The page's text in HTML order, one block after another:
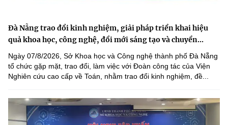
Đà Nẵng trao đổi kinh nghiệm, giải pháp triển khai hiệu
quả khoa học, công nghệ, đổi mới sáng tạo và chuyển...
Ngày 07/8/2026, Sở Khoa học và Công nghệ thành phố Đà Nẵng
tổ chức gặp mặt, trao đổi, làm việc với Đoàn công tác của Viện
Nghiên cứu cao cấp về Toán, nhằm trao đổi kinh nghiệm, đề...